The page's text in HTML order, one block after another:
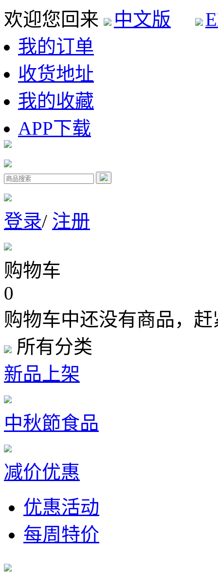
欢迎您回来 中文版
我的订单
收货地址
我的收藏
APP下载
登录/ 注册
购物车
0
购物车中还没有商品，
所有分类
新品上架
中秋節食品
减价优惠
优惠活动
每周特价